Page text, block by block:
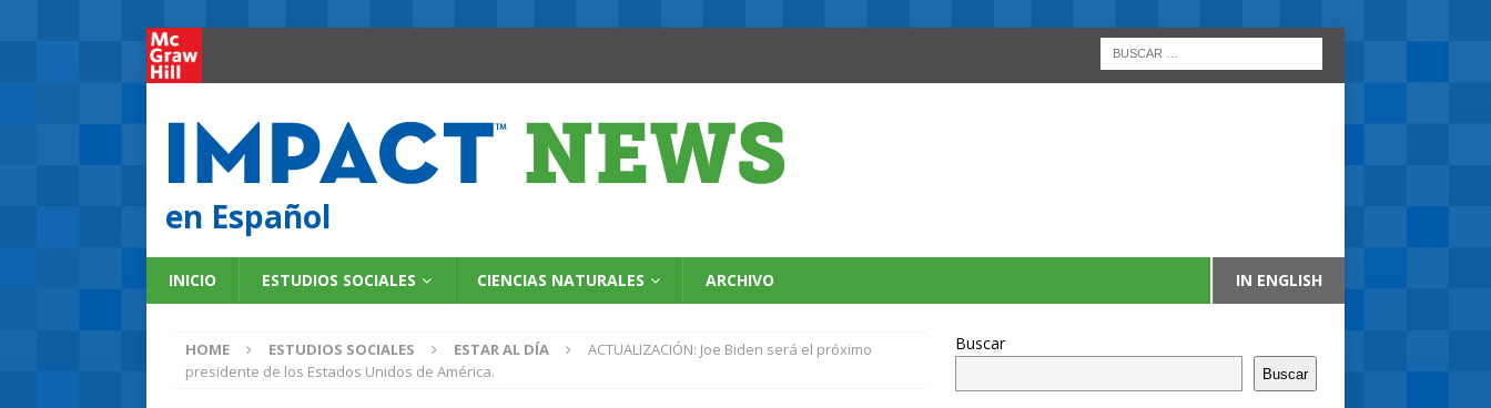
en Español
INICIO ESTUDIOS SOCIALES CIENCIAS NATURALES ARCHIVO IN ENGLISH
HOME ESTUDIOS SOCIALES ESTAR AL DÍA
ACTUALIZACIÓN: Joe Biden será el próximo
presidente de los Estados Unidos de América.
Buscar
Buscar